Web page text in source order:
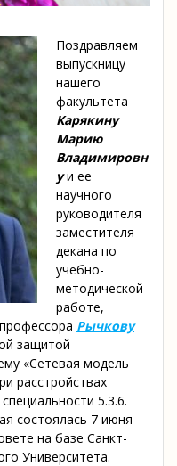
Поздравляем
выпускницу
нашего
факультета
Карякину
Марию
Владимировн
уи ее
научного
руководителя
заместителя
декана по
учебно-
методической
работе,
Рычкову
защитой
«Сетевая модель
расстройствах
5.3.6.
состоялась 7 июня
на базе Санкт-
Университета.